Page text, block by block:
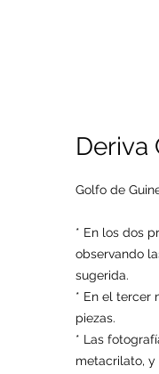
Deriva
Golfo de
* En los dos
observando
sugerida.
* En el tercer
piezas.
* Las
metacrilato, y